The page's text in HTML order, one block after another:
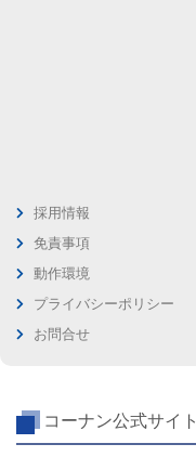
採用情報
免責事項
動作環境
プライバシーポリシー
お問合せ
コーナン公式サイト